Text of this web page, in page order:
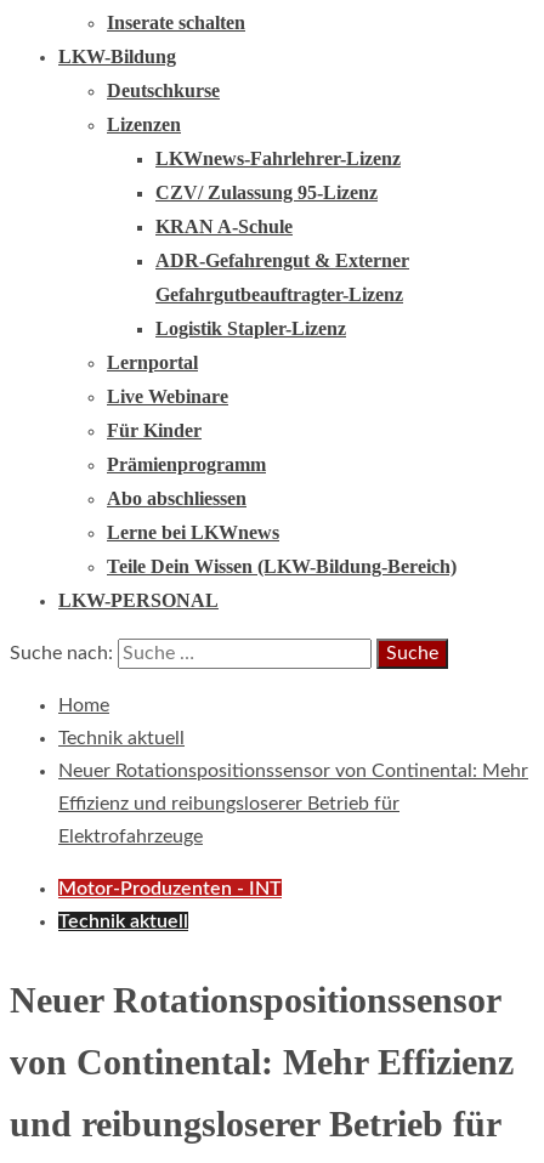
Inserate schalten
LKW-Bildung
Deutschkurse
Lizenzen
LKWnews-Fahrlehrer-Lizenz
CZV/ Zulassung 95-Lizenz
KRAN A-Schule
ADR-Gefahrengut & Externer
Gefahrgutbeauftragter-Lizenz
Logistik Stapler-Lizenz
Lernportal
Live Webinare
Für Kinder
Prämienprogramm
Abo abschliessen
Lerne bei LKWnews
Teile Dein Wissen (LKW-Bildung-Bereich)
LKW-PERSONAL
Suche nach:
Home
Technik aktuell
Neuer Rotationspositionssensor von Continental: Mehr
Effizienz und reibungsloserer Betrieb für
Elektrofahrzeuge
Motor-Produzenten - INT
Technik aktuell
Neuer Rotationspositionssensor
von Continental: Mehr Effizienz
und reibungsloserer Betrieb für